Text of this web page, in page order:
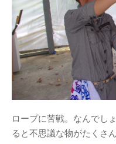
紹介
教員紹介
リンク
ジュエリーデザインコ
ス
建築／インテリアデ
ンコース
ロープに苦戦。なんでし
ると不思議な物がたくさ